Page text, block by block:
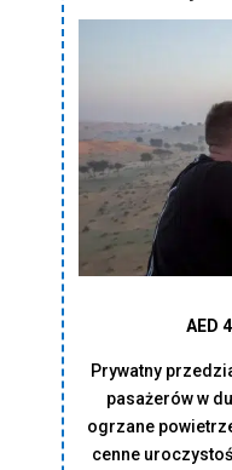
AED
Prywatny
pasażerów w
ogrzane
cenne